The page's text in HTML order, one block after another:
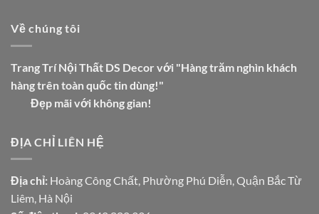
Về chúng tôi
Trang Trí Nội Thất DS Decor với "Hàng trăm nghìn khách
hàng trên toàn quốc tin dùng!"
Đẹp mãi với không gian!
ĐỊA CHỈ LIÊN HỆ
Địa chỉ: Hoàng Công Chất, Phường Phú Diễn, Quận Bắc Từ
Liêm, Hà Nội